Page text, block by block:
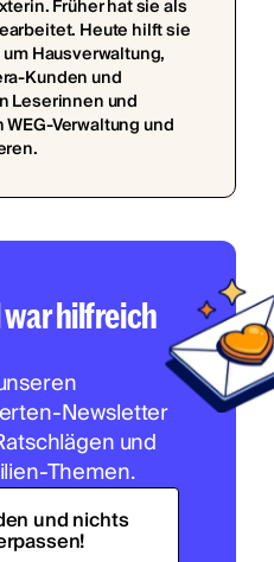
hilfreich
Newsletter
und
Themen.
und nichts
Früher hat sie als
Heute hilft sie
Hausverwaltung,
Kunden und
Leserinnen und
Verwaltung und